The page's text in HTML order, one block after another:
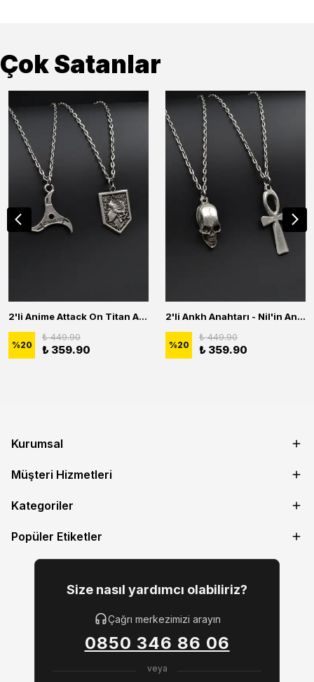
Çok Satanlar
2'li Anime Attack On Titan Acrylic Maria Anime Naruto Erkek Kadın Kolye Seti
%20
₺ 449.90
₺ 359.90
2'li Ankh Anahtarı - Nil'in Anahtarı - Kuru Kafa Erkek Kadın Kolye Seti
%20
₺ 449.90
₺ 359.90
Kurumsal
Müşteri Hizmetleri
Kategoriler
Popüler Etiketler
Size nasıl yardımcı olabiliriz?
Çağrı merkezimizi arayın
0850 346 86 06